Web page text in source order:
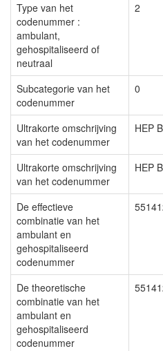
Type van het
codenummer :
ambulant,
gehospitaliseerd of
neutraal
2
Subcategorie van het
codenummer
0
Ultrakorte omschrijving
van het codenummer
HEP
Ultrakorte omschrijving
van het codenummer
HEP
De effectieve
combinatie van het
ambulant en
gehospitaliseerd
codenummer
De theoretische
combinatie van het
ambulant en
gehospitaliseerd
codenummer